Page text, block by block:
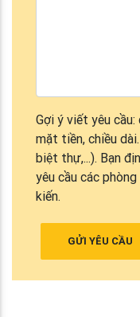
Gợi ý viết yêu
mặt tiền, chiều
biệt thự,...). Bạn
yêu cầu các
kiến.
GỬI YÊU CẦU